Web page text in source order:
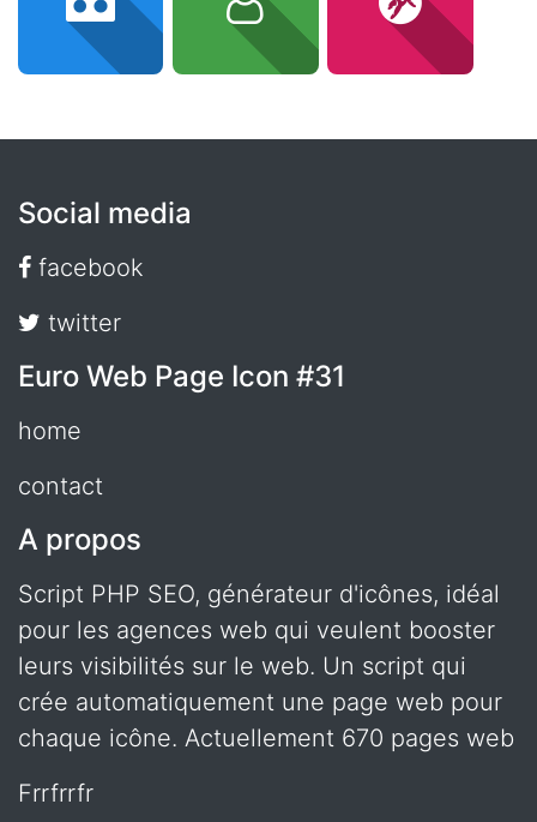
Social media
facebook
twitter
Euro Web Page Icon #31
home
contact
A propos
Script PHP SEO, générateur d'icônes, idéal
pour les agences web qui veulent booster
leurs visibilités sur le web. Un script qui
crée automatiquement une page web pour
chaque icône. Actuellement 670 pages web
frrfrrfr